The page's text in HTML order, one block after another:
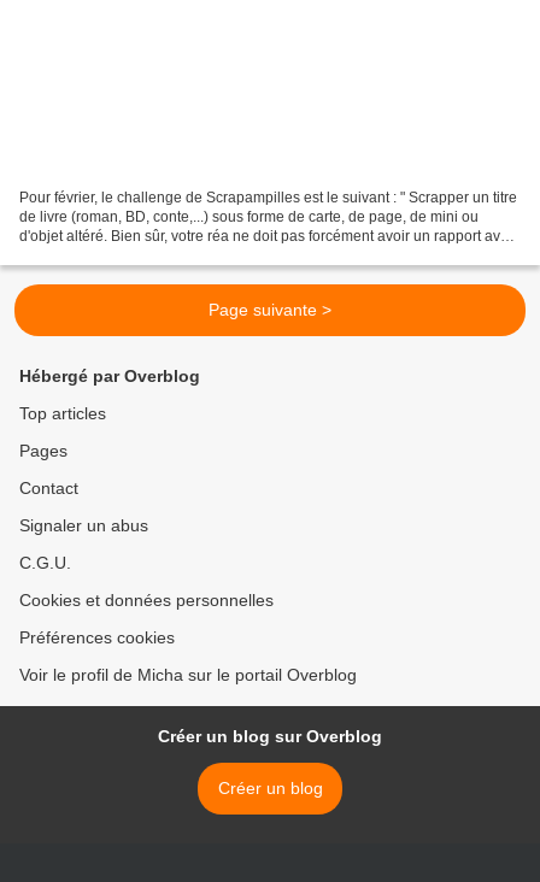
Pour février, le challenge de Scrapampilles est le suivant : " Scrapper un titre
de livre (roman, BD, conte,...) sous forme de carte, de page, de mini ou
d'objet altéré. Bien sûr, votre réa ne doit pas forcément avoir un rapport avec
Page suivante >
Hébergé par Overblog
Top articles
Pages
Contact
Signaler un abus
C.G.U.
Cookies et données personnelles
Préférences cookies
Voir le profil de Micha sur le portail Overblog
Créer un blog sur Overblog
Créer un blog